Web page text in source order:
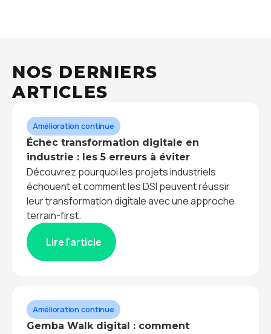
NOS DERNIERS
ARTICLES
Amélioration continue
Échec transformation digitale en
industrie : les 5 erreurs à éviter
Découvrez pourquoi les projets industriels
échouent et comment les DSI peuvent réussir
leur transformation digitale avec une approche
terrain-first.
Lire l'article
Amélioration continue
Gemba Walk digital : comment